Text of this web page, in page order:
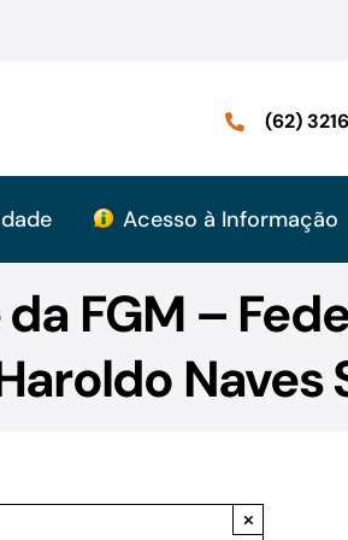
(62)
Acesso à Informação
FGM –
Naves
×